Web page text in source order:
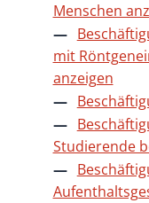
Menschen
mit
anzeigen
Studierende